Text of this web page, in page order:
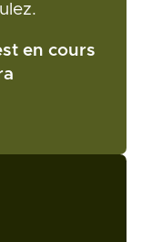
en cours